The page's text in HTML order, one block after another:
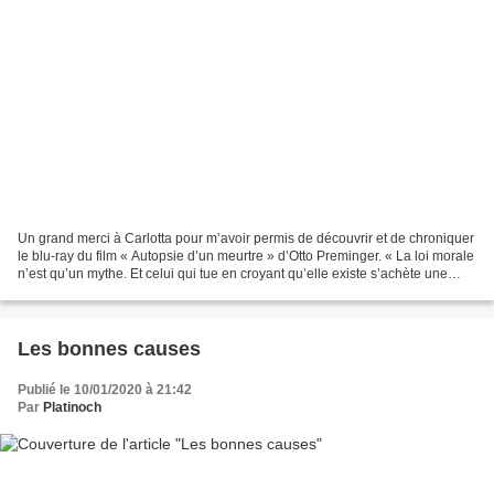
Un grand merci à Carlotta pour m’avoir permis de découvrir et de chroniquer
le blu-ray du film « Autopsie d’un meurtre » d’Otto Preminger. « La loi morale
n’est qu’un mythe. Et celui qui tue en croyant qu’elle existe s’achète une
Les bonnes causes
Publié le 10/01/2020 à 21:42
Par Platinoch